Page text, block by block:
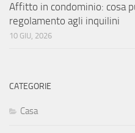
Affitto in condominio: cosa
regolamento agli inquilini
10 GIU, 2026
CATEGORIE
Casa